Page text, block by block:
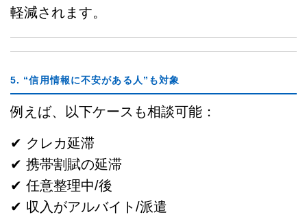
軽減されます。
5. “信用情報に不安がある人”も対象
例えば、以下ケースも相談可能：
✔ クレカ延滞
✔ 携帯割賦の延滞
✔ 任意整理中/後
✔ 収入がアルバイト/派遣